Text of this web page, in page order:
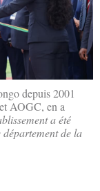
depuis 2001
AOGC, en a
a été
de la